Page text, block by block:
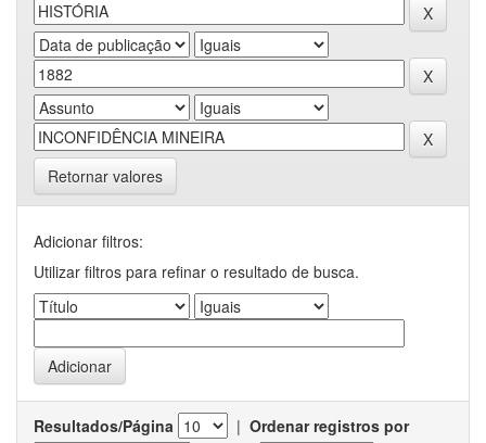
Retornar valores
Adicionar filtros:
Utilizar filtros para refinar o resultado de busca.
Resultados/Página | Ordenar registros por